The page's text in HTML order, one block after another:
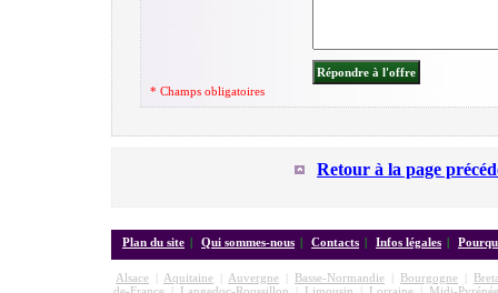
* Champs obligatoires
Retour à la page
Plan du site | Qui sommes-nous | Contacts | Infos légales |
Alsace Aquitaine Auvergne Basse-Normandie Bourgogne